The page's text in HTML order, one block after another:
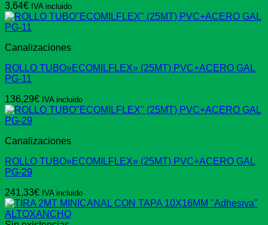
3,64€ IVA incluido
Canalizaciones
ROLLO TUBO»ECOMILFLEX» (25MT) PVC+ACERO GAL
PG-11
136,29€ IVA incluido
Canalizaciones
ROLLO TUBO»ECOMILFLEX» (25MT) PVC+ACERO GAL
PG-29
241,33€ IVA incluido